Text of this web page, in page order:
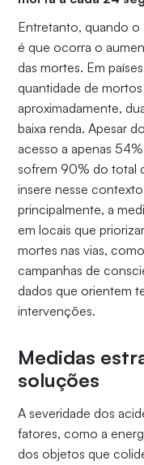
Entretanto, quando o
é que ocorra o
das mortes. Em
quantidade de
aproximadamente,
baixa renda. Apesar
acesso a apenas
sofrem 90% do total
insere nesse
principalmente, a
em locais que
mortes nas vias,
campanhas de
dados que orientem
intervenções.
Medidas
soluções
A severidade dos
fatores, como a
dos objetos que